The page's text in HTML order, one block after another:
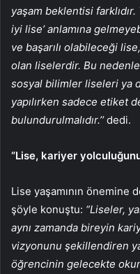
yaşam beklentisi
iyi lise’ anlamına
ve başarılı olabileceği
olan liselerdir. Bu
sosyal bilimler liseleri ya
yapılırken sadece etiket
bulundurulmalıdır.’’dedi.
“Lise, kariyer
Lise yaşamının önemine
şöyle konuştu: “Liseler,
aynı zamanda bireyin
vizyonunu şekillendiren
öğrencinin gelecekte